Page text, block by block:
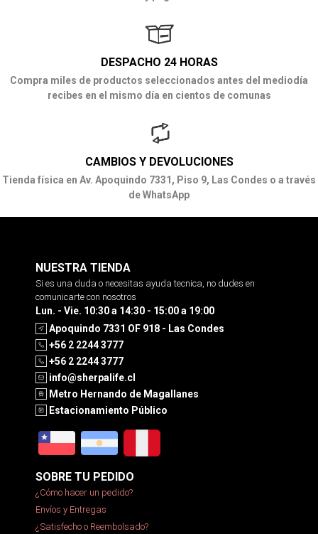
DESPACHO 24 HORAS
Compra miles de productos seleccionados antes del mediodía
recibes en el mismo día en cientos de comunas
CAMBIOS Y DEVOLUCIONES
Tienda física en Av. Apoquindo 7331, Piso 9, Las Condes o a través
de WhatsApp
NUESTRA TIENDA
Si es una duda o necesitas ayuda tecnica, no dudes en
comunicarte con nosotros
Lun. - Vie. 10:30 a 14:30 - 15:00 a 19:00
Apoquindo 7331 OF 918 - Las Condes
+56 2 2244 3777
+56 2 2244 3777
info@sherpalife.cl
Metro Hernando de Magallanes
Estacionamiento Público
SOBRE TU PEDIDO
¿Cómo hacer un pedido?
Envíos y Entregas
¿Satisfecho o Reembolsado?